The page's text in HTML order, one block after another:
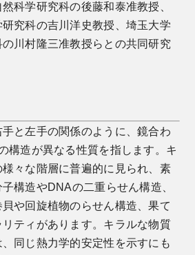
然科学研究科の後藤和泰准教授、
究科の吉川洋史教授、埼玉大学
川村隆三准教授らとの共同研究
と左手の関係のように、鏡合わ
構造が異なる性質を指します。キ
々な階層に普遍的に見られ、素
構造やDNAの二重らせん構造、
や回旋植物のらせん構造、果て
ティがあります。キラルな物質
同じ熱力学的安定性を示すにも